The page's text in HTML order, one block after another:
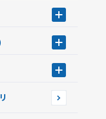
タの共同利用のお知